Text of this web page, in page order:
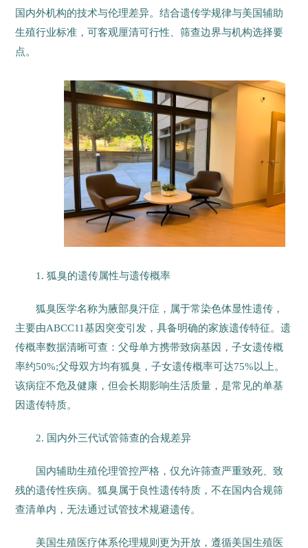
国内外机构的技术与伦理差异。结合遗传学规律与美国辅助
生殖行业标准，可客观厘清可行性、筛查边界与机构选择要
点。
1. 狐臭的遗传属性与遗传概率
狐臭医学名称为腋部臭汗症，属于常染色体显性遗传，
主要由ABCC11基因突变引发，具备明确的家族遗传特征。遗
传概率数据清晰可查：父母单方携带致病基因，子女遗传概
率约50%;父母双方均有狐臭，子女遗传概率可达75%以上。
该病症不危及健康，但会长期影响生活质量，是常见的单基
因遗传特质。
2. 国内外三代试管筛查的合规差异
国内辅助生殖伦理管控严格，仅允许筛查严重致死、致
残的遗传性疾病。狐臭属于良性遗传特质，不在国内合规筛
查清单内，无法通过试管技术规避遗传。
美国生殖医疗体系伦理规则更为开放，遵循美国生殖医